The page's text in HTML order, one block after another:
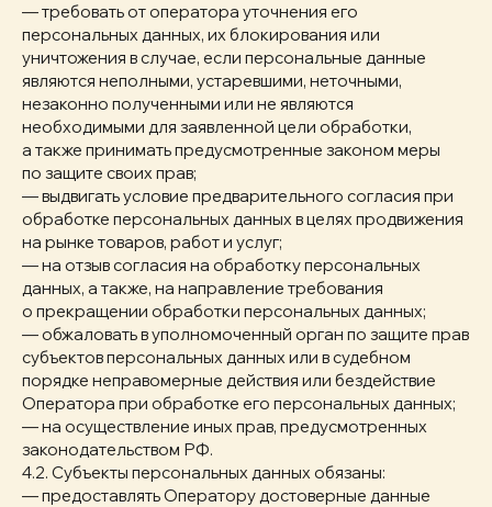
— требовать от оператора уточнения его
персональных данных, их блокирования или
уничтожения в случае, если персональные данные
являются неполными, устаревшими, неточными,
незаконно полученными или не являются
необходимыми для заявленной цели обработки,
а также принимать предусмотренные законом меры
по защите своих прав;
— выдвигать условие предварительного согласия при
обработке персональных данных в целях продвижения
на рынке товаров, работ и услуг;
— на отзыв согласия на обработку персональных
данных, а также, на направление требования
о прекращении обработки персональных данных;
— обжаловать в уполномоченный орган по защите прав
субъектов персональных данных или в судебном
порядке неправомерные действия или бездействие
Оператора при обработке его персональных данных;
— на осуществление иных прав, предусмотренных
законодательством РФ.
4.2. Субъекты персональных данных обязаны:
— предоставлять Оператору достоверные данные